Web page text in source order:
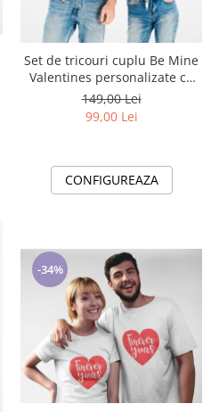
Set de tricouri cuplu Be Mine
Valentines personalizate cu
tematica Valentines Day
149,00 Lei
99,00 Lei
CONFIGUREAZA
-34%